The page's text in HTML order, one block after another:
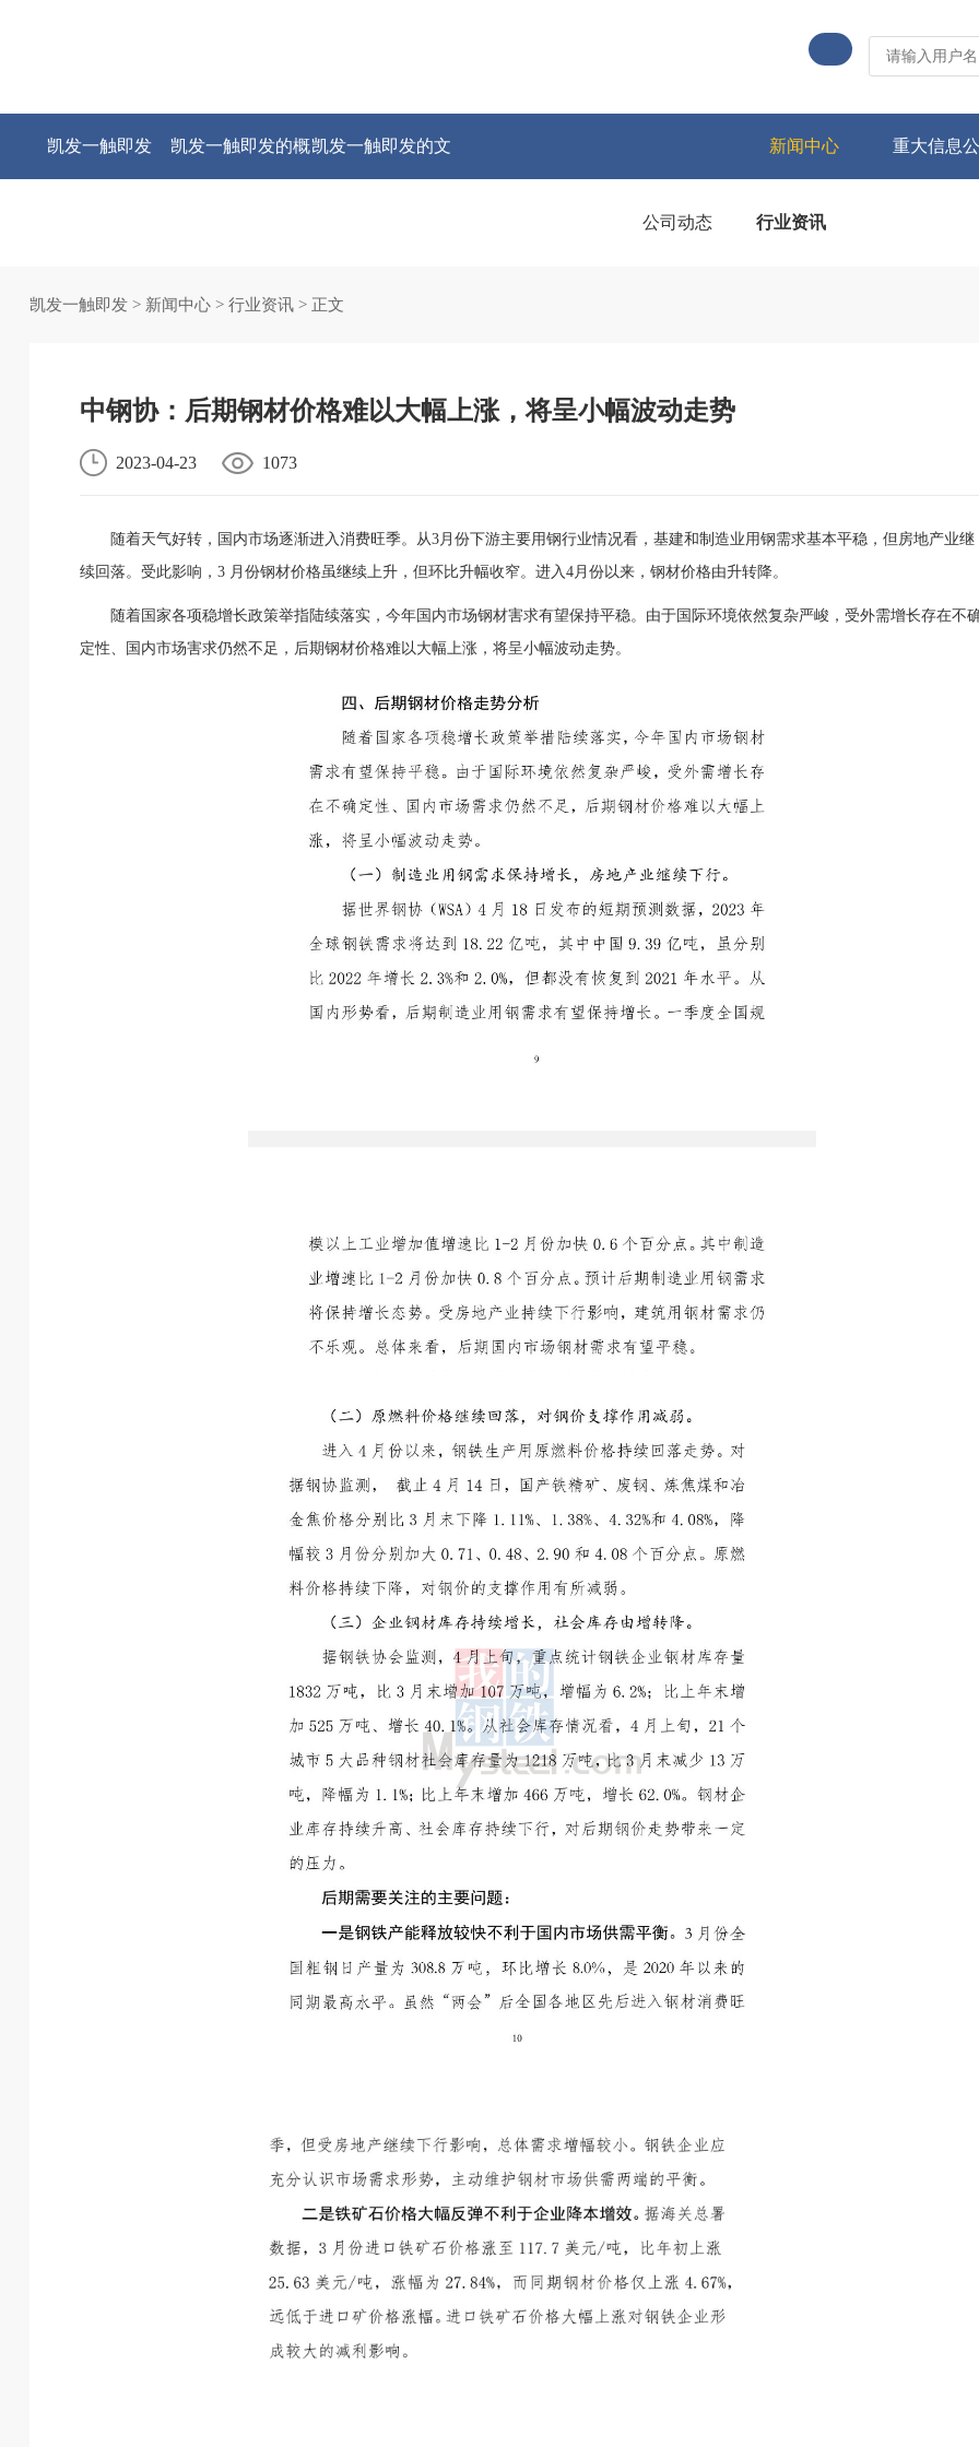
凯发一触即发 凯发一触即发的概凯发一触即发的文 新闻中心 重大信息
公司动态 行业资讯
凯发一触即发> 新闻中心> 行业资讯> 正文
中钢协：后期钢材价格难以大幅上涨，将呈小幅波动走势
2023-04-23 1073
随着天气好转，国内市场逐渐进入消费旺季。从3月份下游主要用钢行业情况看，基建和制造业用钢需求基本平稳，但房地产业继
续回落。受此影响，3 月份钢材价格虽继续上升，但环比升幅收窄。进入4月份以来，钢材价格由升转降。
随着国家各项稳增长政策举指陆续落实，今年国内市场钢材害求有望保持平稳。由于国际环境依然复杂严峻，受外需增长存在不
定性、国内市场害求仍然不足，后期钢材价格难以大幅上涨，将呈小幅波动走势。